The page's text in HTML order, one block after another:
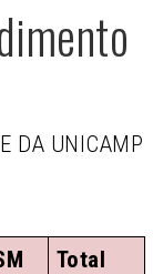
DA UNICAMP
Total